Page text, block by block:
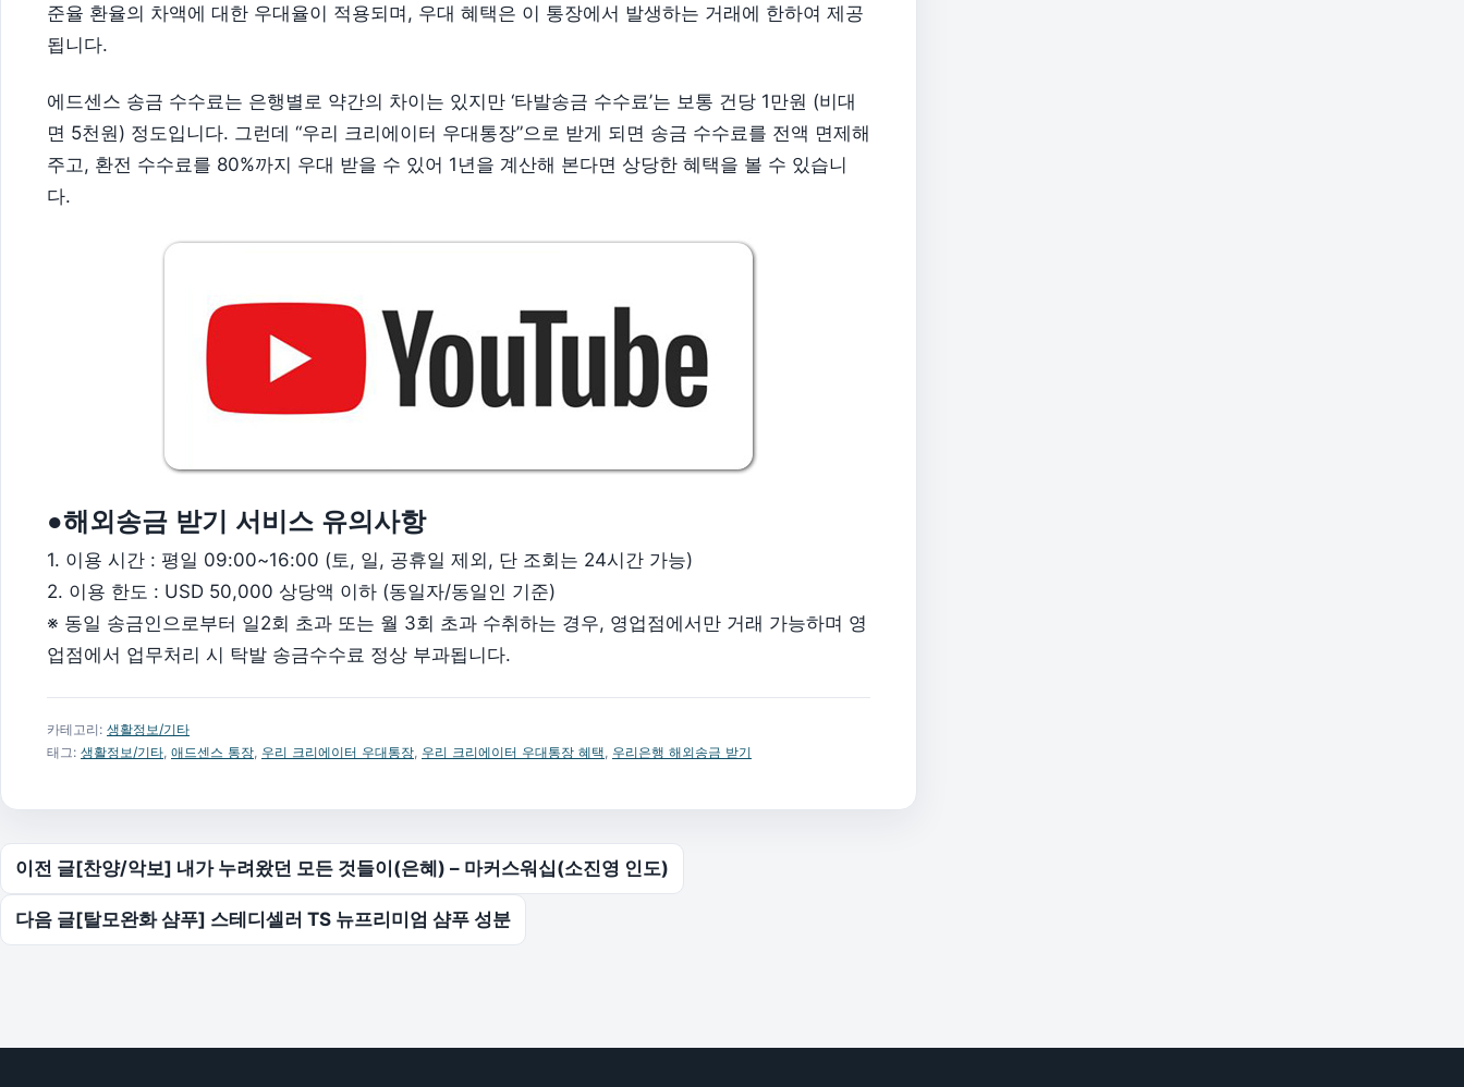
준율 환율의 차액에 대한 우대율이 적용되며, 우대 혜택은 이 통장에서 발생하는 거래에 한하여 제공
됩니다.
에드센스 송금 수수료는 은행별로 약간의 차이는 있지만 ‘타발송금 수수료’는 보통 건당 1만원 (비대
면 5천원) 정도입니다. 그런데 “우리 크리에이터 우대통장”으로 받게 되면 송금 수수료를 전액 면제해
주고, 환전 수수료를 80%까지 우대 받을 수 있어 1년을 계산해 본다면 상당한 혜택을 볼 수 있습니
다.
●해외송금 받기 서비스 유의사항
1. 이용 시간 : 평일 09:00~16:00 (토, 일, 공휴일 제외, 단 조회는 24시간 가능)
2. 이용 한도 : USD 50,000 상당액 이하 (동일자/동일인 기준)
※ 동일 송금인으로부터 일2회 초과 또는 월 3회 초과 수취하는 경우, 영업점에서만 거래 가능하며 영
업점에서 업무처리 시 탁발 송금수수료 정상 부과됩니다.
카테고리: 생활정보/기타
태그: 생활정보/기타, 애드센스 통장, 우리 크리에이터 우대통장, 우리 크리에이터 우대통장 혜택, 우리은행 해외송금 받기
글 탐색
이전 글[찬양/악보] 내가 누려왔던 모든 것들이(은혜) – 마커스워십(소진영 인도)
다음 글[탈모완화 샴푸] 스테디셀러 TS 뉴프리미엄 샴푸 성분